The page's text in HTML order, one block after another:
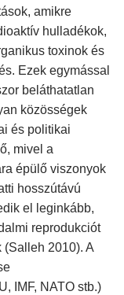
amikre
hulladékok,
toxinok és
Ezek egymással
beláthatatlan
közösségek
és politikai
mivel a
épülő viszonyok
hosszútávú
el leginkább,
reprodukciót
(Salleh 2010). A
IMF, NATO stb.)